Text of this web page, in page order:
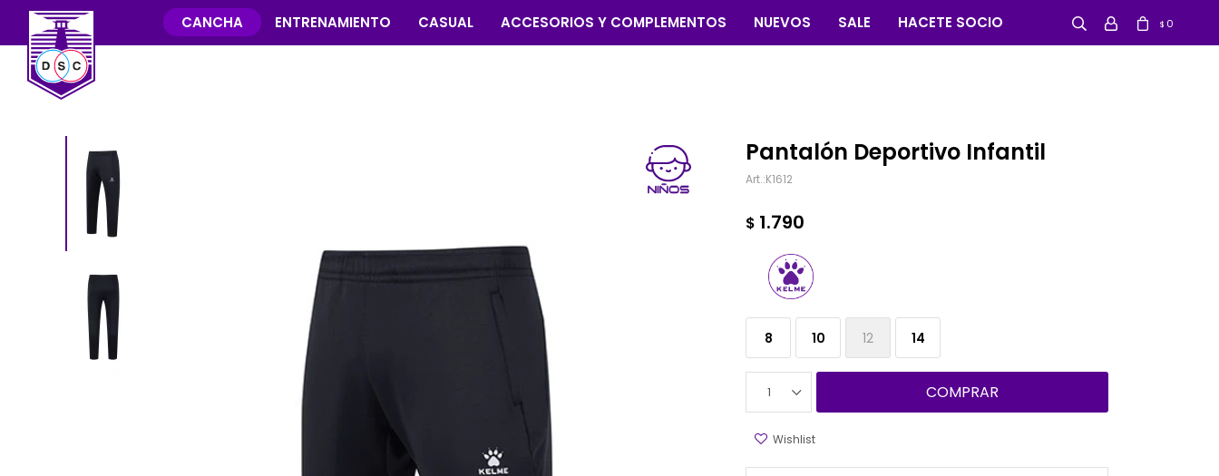
CANCHA ENTRENAMIENTO CASUAL ACCESORIOS Y COMPLEMENTOS NUEVOS SALE HACETE SOCIO $ 0
Pantalón Deportivo Infantil
K1612
$ 1.790
8 10 12 14
1 COMPRAR